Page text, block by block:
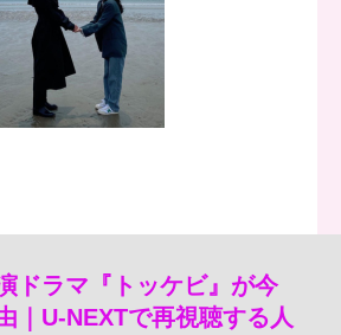
ドラマ『トッケビ』が今
｜U-NEXTで再視聴する人